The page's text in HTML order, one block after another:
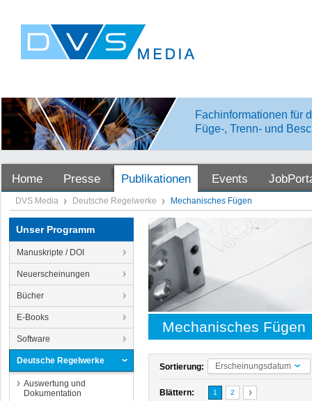
Fachinformationen für
Füge-, Trenn- und
Home Presse Publikationen Events
DVS Media Deutsche Regelwerke Mechanisches Fügen
Unser Programm
Manuskripte / DOI
Neuerscheinungen
Bücher
E-Books
Software
Deutsche Regelwerke
Auswertung und
Dokumentation
Mechanisches Fügen
Sortierung: Erscheinungsdatum
Blättern: 1 2